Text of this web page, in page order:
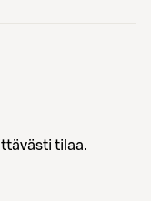
tilaa.